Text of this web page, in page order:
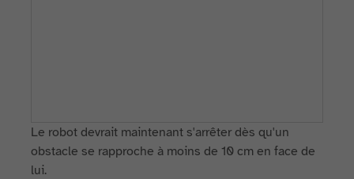
Le robot devrait maintenant s'arrêter dès qu'un
obstacle se rapproche à moins de 10 cm en face de
lui.